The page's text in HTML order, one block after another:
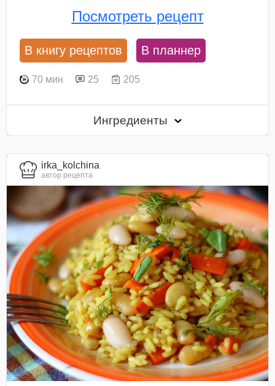
Посмотреть рецепт
В книгу рецептов В планнер
70 мин 25 205
Ингредиенты
irka_kolchina
автор рецепта